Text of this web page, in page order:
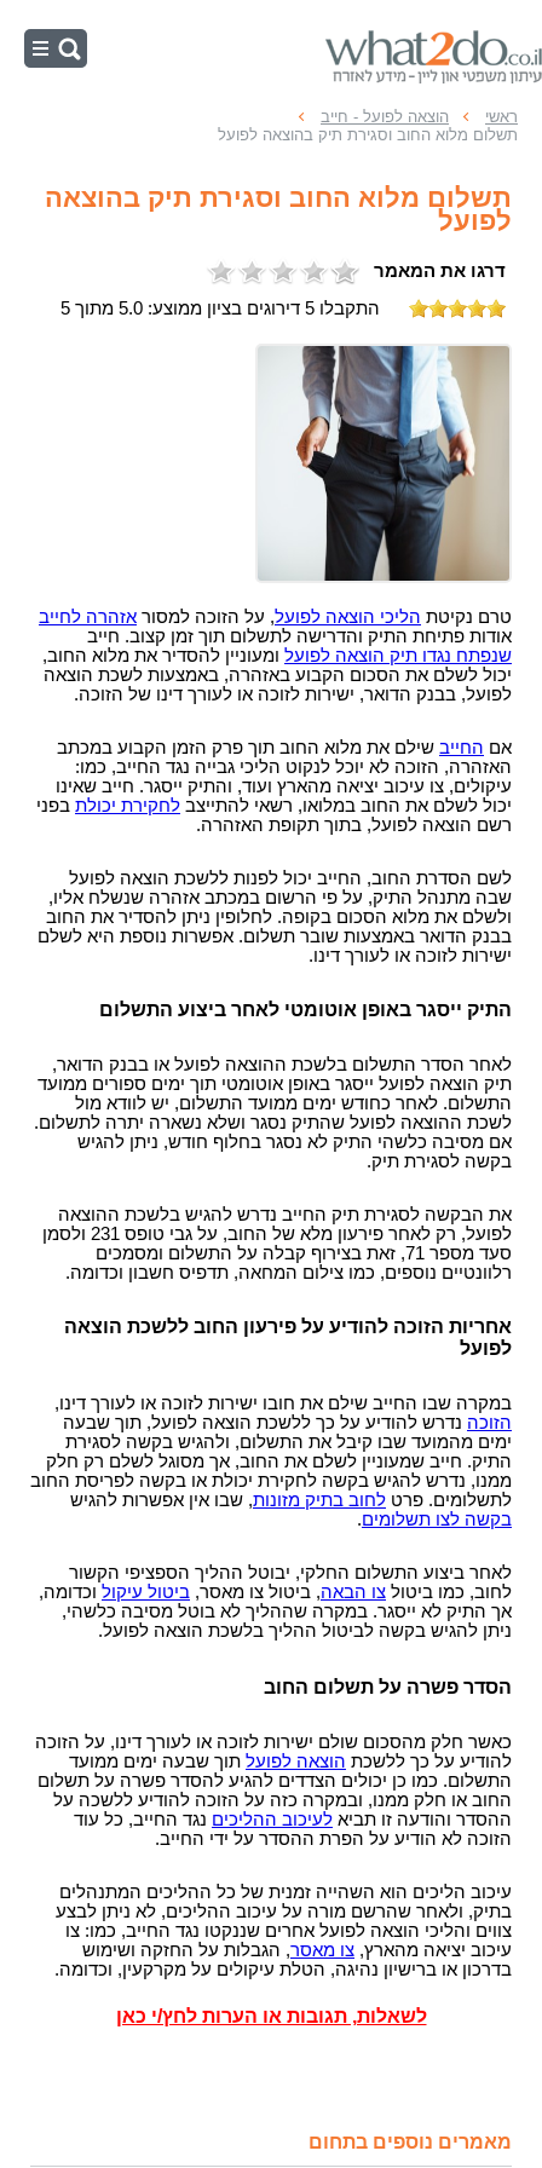
ראשי
הוצאה לפועל - זוכה
הליכי הוצאה לפועל
ראשי
הוצאה לפועל - חייב
תשלום מלוא החוב וסגירת תיק בהוצאה לפועל
תשלום מלוא החוב וסגירת תיק בהוצאה
לפועל
דרגו את המאמר
התקבלו 5 דירוגים בציון ממוצע: 5.0 מתוך 5
טרם נקיטת הליכי הוצאה לפועל, על הזוכה למסור אזהרה לחייב
אודות פתיחת התיק והדרישה לתשלום תוך זמן קצוב. חייב
שנפתח נגדו תיק הוצאה לפועל ומעוניין להסדיר את מלוא החוב,
יכול לשלם את הסכום הקבוע באזהרה, באמצעות לשכת הוצאה
לפועל, בבנק הדואר, ישירות לזוכה או לעורך דינו של הזוכה.
אם החייב שילם את מלוא החוב תוך פרק הזמן הקבוע במכתב
האזהרה, הזוכה לא יוכל לנקוט הליכי גבייה נגד החייב, כמו:
עיקולים, צו עיכוב יציאה מהארץ ועוד, והתיק ייסגר. חייב שאינו
יכול לשלם את החוב במלואו, רשאי להתייצב לחקירת יכולת בפני
רשם הוצאה לפועל, בתוך תקופת האזהרה.
לשם הסדרת החוב, החייב יכול לפנות ללשכת הוצאה לפועל
שבה מתנהל התיק, על פי הרשום במכתב אזהרה שנשלח אליו,
ולשלם את מלוא הסכום בקופה. לחלופין ניתן להסדיר את החוב
בבנק הדואר באמצעות שובר תשלום. אפשרות נוספת היא לשלם
ישירות לזוכה או לעורך דינו.
התיק ייסגר באופן אוטומטי לאחר ביצוע התשלום
לאחר הסדר התשלום בלשכת ההוצאה לפועל או בבנק הדואר,
תיק הוצאה לפועל ייסגר באופן אוטומטי תוך ימים ספורים ממועד
התשלום. לאחר כחודש ימים ממועד התשלום, יש לוודא מול
לשכת ההוצאה לפועל שהתיק נסגר ושלא נשארה יתרה לתשלום.
אם מסיבה כלשהי התיק לא נסגר בחלוף חודש, ניתן להגיש
בקשה לסגירת תיק.
את הבקשה לסגירת תיק החייב נדרש להגיש בלשכת ההוצאה
לפועל, רק לאחר פירעון מלא של החוב, על גבי טופס 231 ולסמן
סעד מספר 71, זאת בצירוף קבלה על התשלום ומסמכים
רלוונטיים נוספים, כמו צילום המחאה, תדפיס חשבון וכדומה.
אחריות הזוכה להודיע על פירעון החוב ללשכת הוצאה
לפועל
במקרה שבו החייב שילם את חובו ישירות לזוכה או לעורך דינו,
הזוכה נדרש להודיע על כך ללשכת הוצאה לפועל, תוך שבעה
ימים מהמועד שבו קיבל את התשלום, ולהגיש בקשה לסגירת
התיק. חייב שמעוניין לשלם את החוב, אך מסוגל לשלם רק חלק
ממנו, נדרש להגיש בקשה לחקירת יכולת או בקשה לפריסת החוב
לתשלומים. פרט לחוב בתיק מזונות, שבו אין אפשרות להגיש
בקשה לצו תשלומים.
לאחר ביצוע התשלום החלקי, יבוטל ההליך הספציפי הקשור
לחוב, כמו ביטול צו הבאה, ביטול צו מאסר, ביטול עיקול וכדומה,
אך התיק לא ייסגר. במקרה שההליך לא בוטל מסיבה כלשהי,
ניתן להגיש בקשה לביטול ההליך בלשכת הוצאה לפועל.
הסדר פשרה על תשלום החוב
כאשר חלק מהסכום שולם ישירות לזוכה או לעורך דינו, על הזוכה
להודיע על כך ללשכת הוצאה לפועל תוך שבעה ימים ממועד
התשלום. כמו כן יכולים הצדדים להגיע להסדר פשרה על תשלום
החוב או חלק ממנו, ובמקרה כזה על הזוכה להודיע ללשכה על
ההסדר והודעה זו תביא לעיכוב ההליכים נגד החייב, כל עוד
הזוכה לא הודיע על הפרת ההסדר על ידי החייב.
עיכוב הליכים הוא השהייה זמנית של כל ההליכים המתנהלים
בתיק, ולאחר שהרשם מורה על עיכוב ההליכים, לא ניתן לבצע
צווים והליכי הוצאה לפועל אחרים שננקטו נגד החייב, כמו: צו
עיכוב יציאה מהארץ, צו מאסר, הגבלות על החזקה ושימוש
בדרכון או ברישיון נהיגה, הטלת עיקולים על מקרקעין, וכדומה.
לשאלות, תגובות או הערות לחץ/י כאן
מאמרים נוספים בתחום